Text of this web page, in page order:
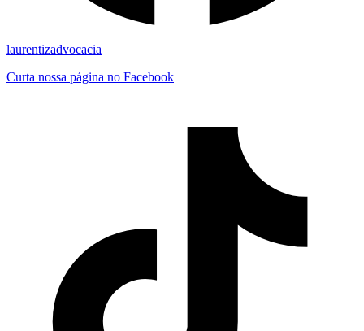
laurentizadvocacia
Curta nossa página no Facebook